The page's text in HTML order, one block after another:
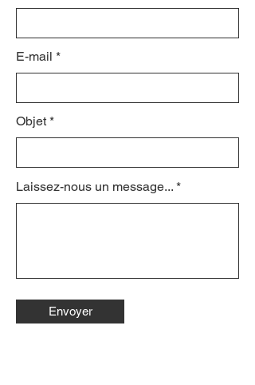
E-mail
Objet
Laissez-nous un message...
Envoyer